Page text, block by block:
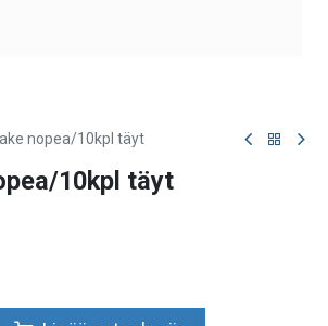
nopea/10kpl täyt
10kpl täyt